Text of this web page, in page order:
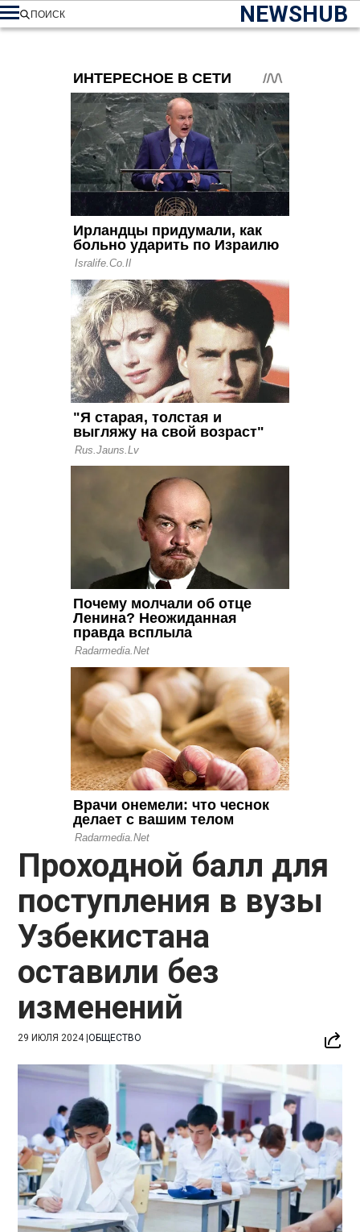
NEWSHUB
ПОИСК
Проходной балл для
поступления в вузы
Узбекистана
оставили без
изменений
29 ИЮЛЯ 2024|ОБЩЕСТВО